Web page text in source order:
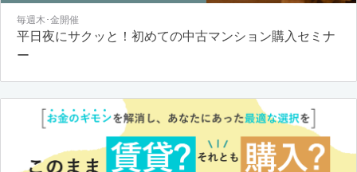
毎週木･金開催
平日夜にサクッと！初めての中古マンション購入セミナ
ー